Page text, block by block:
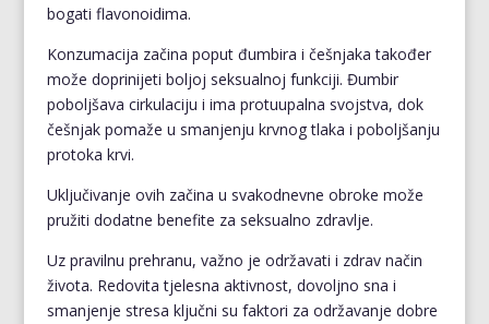
bogati flavonoidima.
Konzumacija začina poput đumbira i češnjaka također
može doprinijeti boljoj seksualnoj funkciji. Đumbir
poboljšava cirkulaciju i ima protuupalna svojstva, dok
češnjak pomaže u smanjenju krvnog tlaka i poboljšanju
protoka krvi.
Uključivanje ovih začina u svakodnevne obroke može
pružiti dodatne benefite za seksualno zdravlje.
Uz pravilnu prehranu, važno je održavati i zdrav način
života. Redovita tjelesna aktivnost, dovoljno sna i
smanjenje stresa ključni su faktori za održavanje dobre